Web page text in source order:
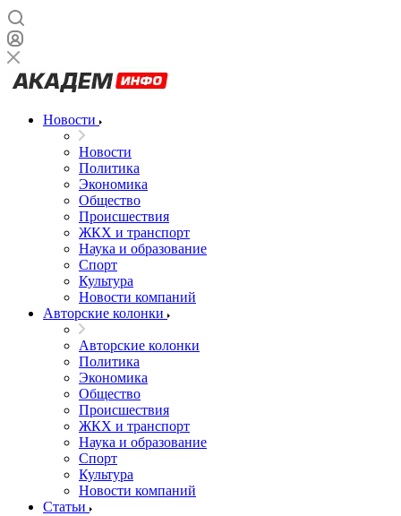
Новости
Новости
Политика
Экономика
Общество
Происшествия
ЖКХ и транспорт
Наука и образование
Спорт
Культура
Новости компаний
Авторские колонки
Авторские колонки
Политика
Экономика
Общество
Происшествия
ЖКХ и транспорт
Наука и образование
Спорт
Культура
Новости компаний
Статьи